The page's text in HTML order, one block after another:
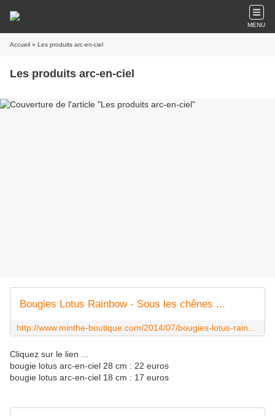
MENU
Accueil » Les produits arc-en-ciel
Les produits arc-en-ciel
Bougies Lotus Rainbow - Sous les chênes ...
Cliquez sur le lien ...
bougie lotus arc-en-ciel 28 cm : 22 euros
bougie lotus arc-en-ciel 18 cm : 17 euros